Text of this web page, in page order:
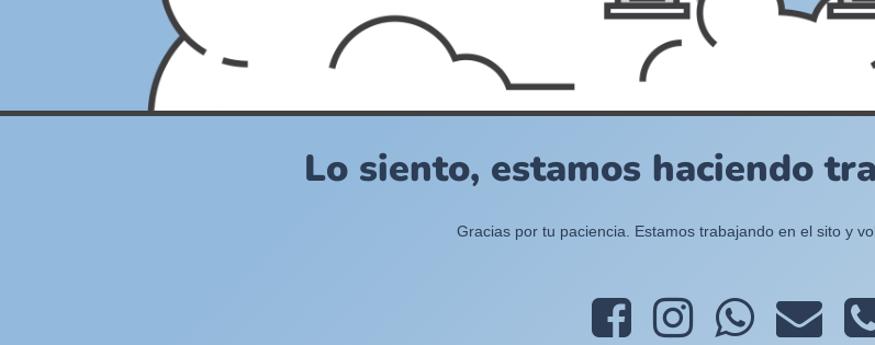
Lo siento, estamos haciendo
Gracias por tu paciencia. Estamos trabajando en el sito y